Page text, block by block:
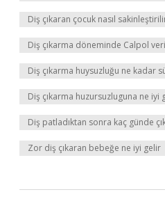
Diş çıkaran çocuk nasıl
Diş çıkarma döneminde Calpol
Diş çıkarma huysuzluğu ne kadar
Diş çıkarma huzursuzluguna ne iyi
Diş patladıktan sonra kaç günde
Zor diş çıkaran bebeğe ne iyi gelir